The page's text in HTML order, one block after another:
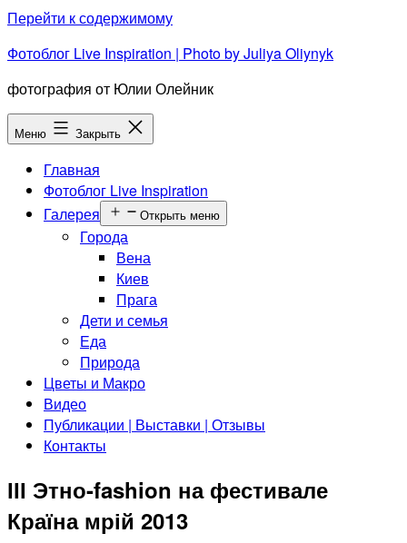
Перейти к содержимому
Фотоблог Live Inspiration | Photo by Juliya Oliynyk
фотография от Юлии Олейник
Меню Закрыть
Главная
Фотоблог Live Inspiration
Галерея
Открыть меню
Города
Вена
Киев
Прага
Дети и семья
Еда
Природа
Цветы и Макро
Видео
Публикации | Выставки | Отзывы
Контакты
ІІІ Этно-fashion на фестивале
Країна мрій 2013